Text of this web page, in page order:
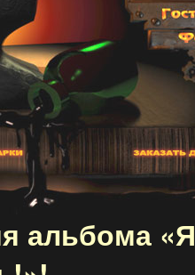
альбома «Я